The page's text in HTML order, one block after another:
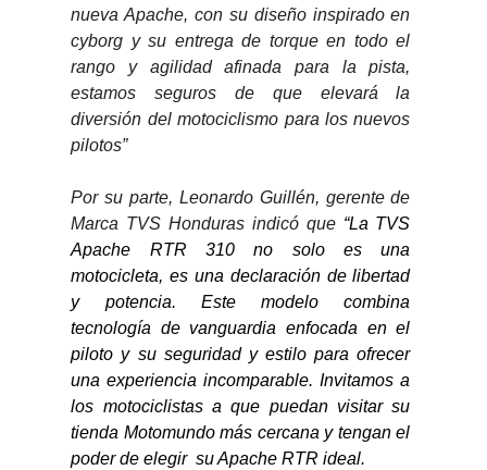
nueva Apache, con su diseño inspirado en
cyborg y su entrega de torque en todo el
rango y agilidad afinada para la pista,
estamos seguros de que elevará la
diversión del motociclismo para los nuevos
pilotos”
Por su parte, Leonardo Guillén, gerente de
Marca TVS Honduras indicó que “La TVS
Apache RTR 310 no solo es una
motocicleta, es una declaración de libertad
y potencia. Este modelo combina
tecnología de vanguardia enfocada en el
piloto y su seguridad y estilo para ofrecer
una experiencia incomparable. Invitamos a
los motociclistas a que puedan visitar su
tienda Motomundo más cercana y tengan el
poder de elegir  su Apache RTR ideal.